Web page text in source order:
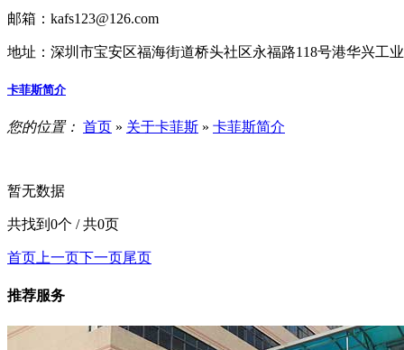
邮箱：kafs123@126.com
地址：深圳市宝安区福海街道桥头社区永福路118号港华兴工
卡菲斯简介
您的位置： 首页 » 关于卡菲斯 » 卡菲斯简介
暂无数据
共找到0个 / 共0页
首页 上一页下一页尾页
推荐服务